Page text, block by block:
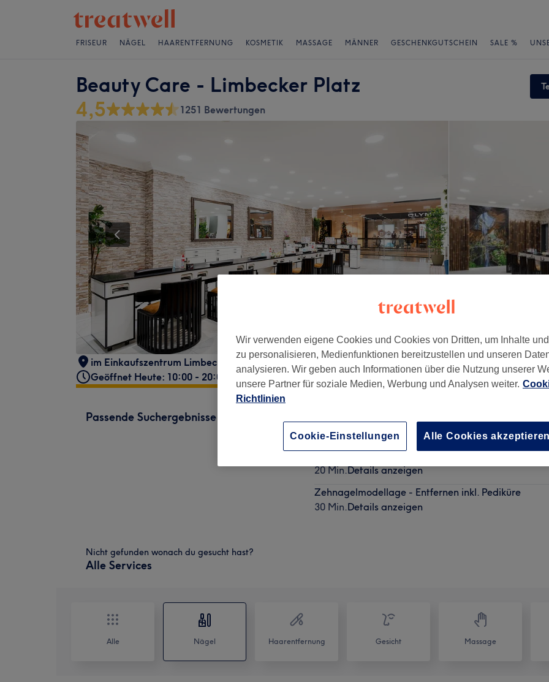
FRISEUR NÄGEL HAARENTFERNUNG KOSMETIK MASSAGE MÄNNER GESCHENKGUTSCHEIN SALE %
Beauty Care - Limbecker Platz
4,5 1251 Bewertungen
im Einkaufszentrum Limbecker Platz, Neben Kunden Toilette im 1.OG, Limbecker Platz 1A, Essen,
Geöffnet Heute: 10:00 - 20:00
Passende Suchergebnisse
40 Min.Details anzeigen
Shellack entfernen
20 Min.Details anzeigen
Zehnagelmodellage - Entfernen inkl. Pediküre
30 Min.Details anzeigen
Nicht gefunden wonach du gesucht hast?
Alle Services
Alle Nägel Haarentfernung Gesicht Massage
Wir verwenden eigene Cookies und Cookies von Dritten, um Inhalte
zu personalisieren, Medienfunktionen bereitzustellen und unseren
analysieren. Wir geben auch Informationen über die Nutzung unserer
unsere Partner für soziale Medien, Werbung und Analysen weiter.
Richtlinien
Cookie-Einstellungen Alle Cookies